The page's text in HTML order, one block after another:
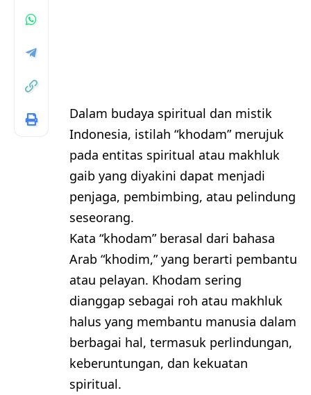
Dalam budaya spiritual dan mistik
Indonesia, istilah “khodam” merujuk
pada entitas spiritual atau makhluk
gaib yang diyakini dapat menjadi
penjaga, pembimbing, atau pelindung
seseorang.
Kata “khodam” berasal dari bahasa
Arab “khodim,” yang berarti pembantu
atau pelayan. Khodam sering
dianggap sebagai roh atau makhluk
halus yang membantu manusia dalam
berbagai hal, termasuk perlindungan,
keberuntungan, dan kekuatan
spiritual.